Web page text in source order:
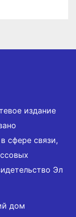
издание
сфере связи,
Эл
дом